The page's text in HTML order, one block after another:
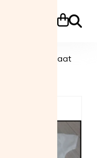
Zoeken
op maat